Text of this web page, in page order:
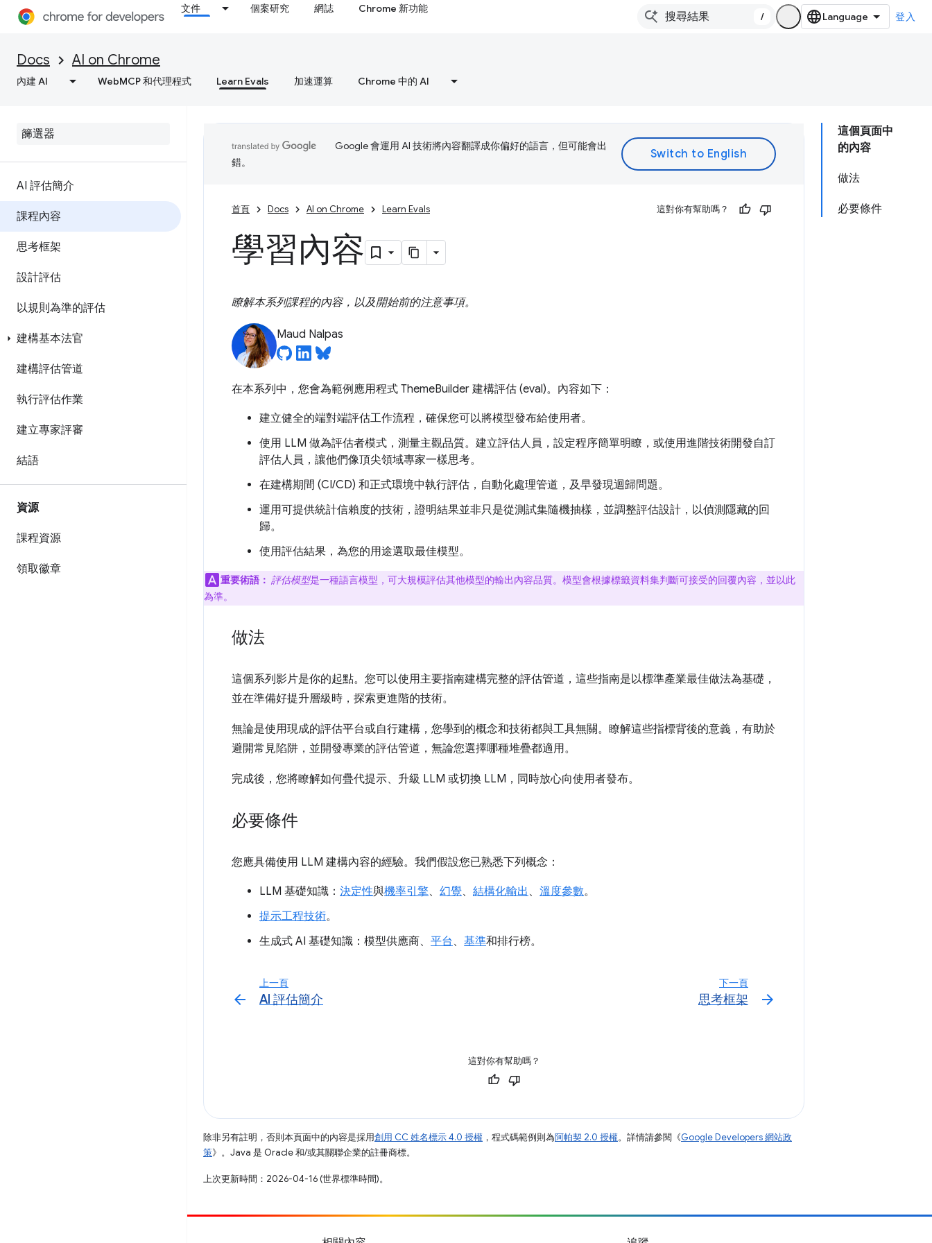
文件 個案研究 網誌 Chrome 新功能
/ 登入
Docs AI on Chrome
內建 AI WebMCP 和代理程式 Learn Evals 加速運算 Chrome 中的 AI
AI 評估簡介
課程內容
思考框架
設計評估
以規則為準的評估
建構基本法官
建構評估管道
執行評估作業
建立專家評審
結語
資源
課程資源
領取徽章
這個頁面中
的內容
做法
必要條件
Google 會運用 AI 技術將內容翻譯成你偏好的語言，但可能會出
錯。
首頁 Docs AI on Chrome Learn Evals 這對你有幫助嗎？
學習內容
瞭解本系列課程的內容，以及開始前的注意事項。
Maud Nalpas
在本系列中，您會為範例應用程式 ThemeBuilder 建構評估 (eval)。內容如下：
建立健全的端對端評估工作流程，確保您可以將模型發布給使用者。
使用 LLM 做為評估者模式，測量主觀品質。建立評估人員，設定程序簡單明瞭，或使用進階技術開發自訂
評估人員，讓他們像頂尖領域專家一樣思考。
在建構期間 (CI/CD) 和正式環境中執行評估，自動化處理管道，及早發現迴歸問題。
運用可提供統計信賴度的技術，證明結果並非只是從測試集隨機抽樣，並調整評估設計，以偵測隱藏的回
歸。
使用評估結果，為您的用途選取最佳模型。
重要術語： 評估模型是一種語言模型，可大規模評估其他模型的輸出內容品質。模型會根據標籤資料集判斷可接受的回覆內容，並以此
為準。
做法
這個系列影片是你的起點。您可以使用主要指南建構完整的評估管道，這些指南是以標準產業最佳做法為基礎，
並在準備好提升層級時，探索更進階的技術。
無論是使用現成的評估平台或自行建構，您學到的概念和技術都與工具無關。瞭解這些指標背後的意義，有助於
避開常見陷阱，並開發專業的評估管道，無論您選擇哪種堆疊都適用。
完成後，您將瞭解如何疊代提示、升級 LLM 或切換 LLM，同時放心向使用者發布。
必要條件
您應具備使用 LLM 建構內容的經驗。我們假設您已熟悉下列概念：
LLM 基礎知識： 決定性與機率引擎、 幻覺、 結構化輸出 、 溫度參數。
提示工程技術。
生成式 AI 基礎知識：模型供應商、 平台 、 基準和排行榜。
上一頁
arrow_back AI 評估簡介
下一頁
思考框架 arrow_forward
這對你有幫助嗎？
除非另有註明，否則本頁面中的內容是採用創用 CC 姓名標示 4.0 授權 ，程式碼範例則為阿帕契 2.0 授權。詳情請參閱《Google Developers 網站政
策》。Java 是 Oracle 和/或其關聯企業的註冊商標。
上次更新時間：2026-04-16 (世界標準時間)。